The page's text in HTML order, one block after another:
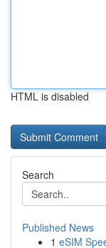
HTML is disabled
Search
Published News
1 eSIM